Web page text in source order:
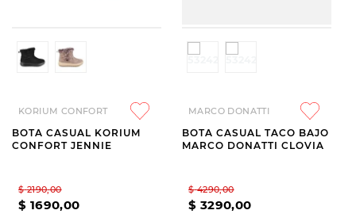
KORIUM CONFORT
BOTA CASUAL KORIUM
CONFORT JENNIE
$ 2190,00
$ 1690,00
MARCO DONATTI
BOTA CASUAL TACO BAJO
MARCO DONATTI CLOVIA
$ 4290,00
$ 3290,00